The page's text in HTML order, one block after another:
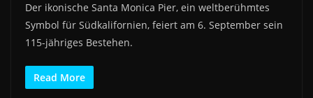
Der ikonische Santa Monica Pier, ein weltberühmtes
Symbol für Südkalifornien, feiert am 6. September sein
115-jähriges Bestehen.
Read More